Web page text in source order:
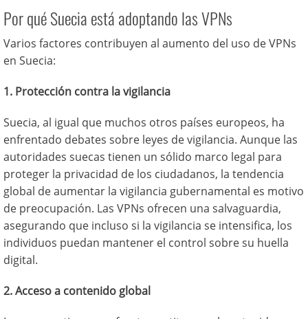
Por qué Suecia está adoptando las VPNs
Varios factores contribuyen al aumento del uso de VPNs
en Suecia:
1. Protección contra la vigilancia
Suecia, al igual que muchos otros países europeos, ha
enfrentado debates sobre leyes de vigilancia. Aunque las
autoridades suecas tienen un sólido marco legal para
proteger la privacidad de los ciudadanos, la tendencia
global de aumentar la vigilancia gubernamental es motivo
de preocupación. Las VPNs ofrecen una salvaguardia,
asegurando que incluso si la vigilancia se intensifica, los
individuos puedan mantener el control sobre su huella
digital.
2. Acceso a contenido global